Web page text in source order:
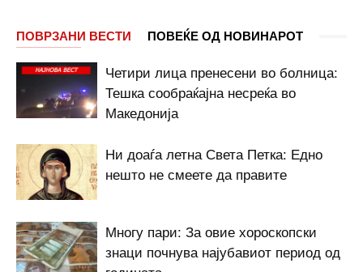
ПОВРЗАНИ ВЕСТИ ПОВЕЌЕ ОД НОВИНАРОТ
Четири лица пренесени во болница:
Тешка сообраќајна несреќа во
Македонија
Ни доаѓа летна Света Петка: Едно
нешто не смеете да правите
Многу пари: За овие хороскопски
знаци почнува најубавиот период од